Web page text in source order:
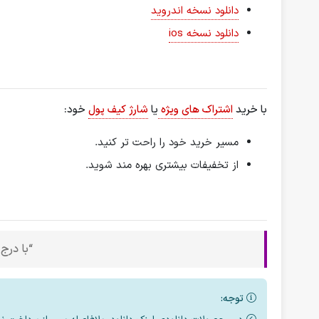
دانلود نسخه اندروید
دانلود نسخه ios
با خرید اشتراک های ویژه یا شارژ کیف پول خود:
مسیر خرید خود را راحت تر کنید.
از تخفیفات بیشتری بهره مند شوید.
“با
توجه: